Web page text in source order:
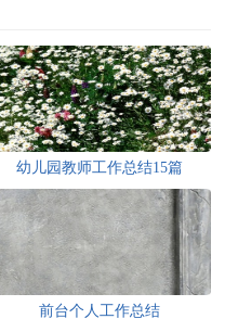
幼儿园教师工作总结15篇
前台个人工作总结